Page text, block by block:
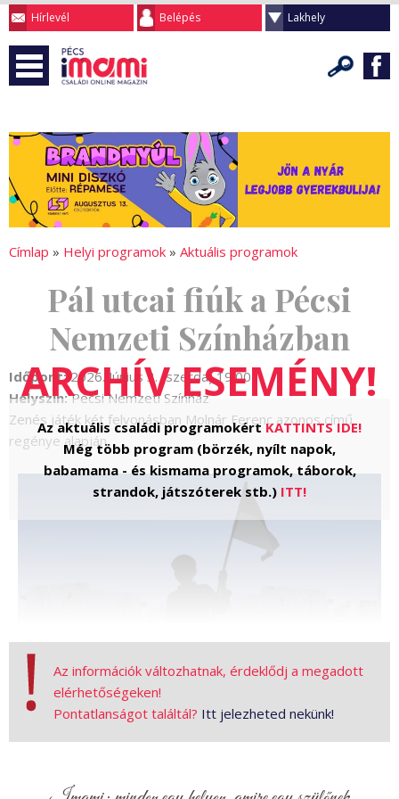
Hírlevél Belépés Lakhely
Címlap » Helyi programok » Aktuális programok
Pál utcai fiúk a Pécsi
Nemzeti Színházban
Időpont:2026. Június 3. (szerda) 19:00
Helyszín:Pécsi Nemzeti Színház
Zenés játék két felvonásban Molnár Ferenc azonos című
regénye alapján.
Az aktuális családi programokértKATTINTS IDE!
Még több program (börzék, nyílt napok,
babamama - és kismama programok, táborok,
strandok, játszóterek stb.) ITT!
Kép forrása: pnsz.hu
Az információk változhatnak, érdeklődj a megadott
elérhetőségeken!
Pontatlanságot találtál? Itt jelezheted nekünk!